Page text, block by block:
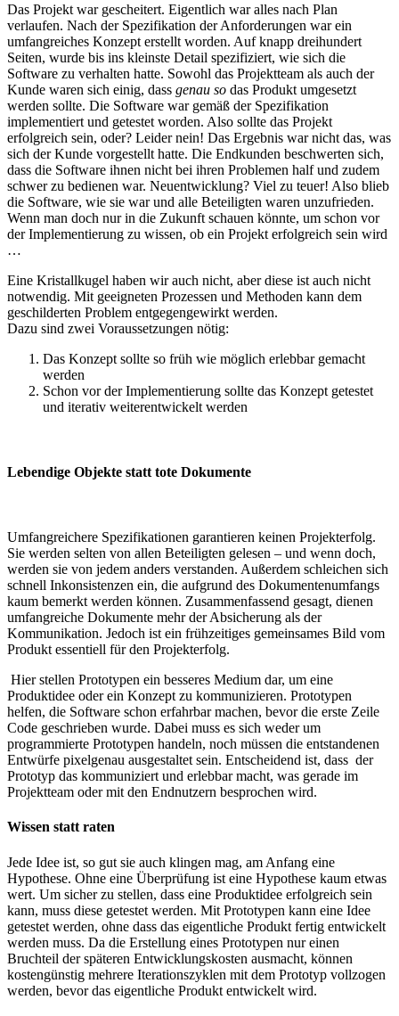
Das Projekt war gescheitert. Eigentlich war alles nach Plan
verlaufen. Nach der Spezifikation der Anforderungen war ein
umfangreiches Konzept erstellt worden. Auf knapp dreihundert
Seiten, wurde bis ins kleinste Detail spezifiziert, wie sich die
Software zu verhalten hatte. Sowohl das Projektteam als auch der
Kunde waren sich einig, dass genau so das Produkt umgesetzt
werden sollte. Die Software war gemäß der Spezifikation
implementiert und getestet worden. Also sollte das Projekt
erfolgreich sein, oder? Leider nein! Das Ergebnis war nicht das, was
sich der Kunde vorgestellt hatte. Die Endkunden beschwerten sich,
dass die Software ihnen nicht bei ihren Problemen half und zudem
schwer zu bedienen war. Neuentwicklung? Viel zu teuer! Also blieb
die Software, wie sie war und alle Beteiligten waren unzufrieden.
Wenn man doch nur in die Zukunft schauen könnte, um schon vor
der Implementierung zu wissen, ob ein Projekt erfolgreich sein wird
…
Eine Kristallkugel haben wir auch nicht, aber diese ist auch nicht
notwendig. Mit geeigneten Prozessen und Methoden kann dem
geschilderten Problem entgegengewirkt werden.
Dazu sind zwei Voraussetzungen nötig:
Das Konzept sollte so früh wie möglich erlebbar gemacht
werden
Schon vor der Implementierung sollte das Konzept getestet
und iterativ weiterentwickelt werden
Lebendige Objekte statt tote Dokumente
Umfangreichere Spezifikationen garantieren keinen Projekterfolg.
Sie werden selten von allen Beteiligten gelesen – und wenn doch,
werden sie von jedem anders verstanden. Außerdem schleichen sich
schnell Inkonsistenzen ein, die aufgrund des Dokumentenumfangs
kaum bemerkt werden können. Zusammenfassend gesagt, dienen
umfangreiche Dokumente mehr der Absicherung als der
Kommunikation. Jedoch ist ein frühzeitiges gemeinsames Bild vom
Produkt essentiell für den Projekterfolg.
Hier stellen Prototypen ein besseres Medium dar, um eine
Produktidee oder ein Konzept zu kommunizieren. Prototypen
helfen, die Software schon erfahrbar machen, bevor die erste Zeile
Code geschrieben wurde. Dabei muss es sich weder um
programmierte Prototypen handeln, noch müssen die entstandenen
Entwürfe pixelgenau ausgestaltet sein. Entscheidend ist, dass der
Prototyp das kommuniziert und erlebbar macht, was gerade im
Projektteam oder mit den Endnutzern besprochen wird.
Wissen statt raten
Jede Idee ist, so gut sie auch klingen mag, am Anfang eine
Hypothese. Ohne eine Überprüfung ist eine Hypothese kaum etwas
wert. Um sicher zu stellen, dass eine Produktidee erfolgreich sein
kann, muss diese getestet werden. Mit Prototypen kann eine Idee
getestet werden, ohne dass das eigentliche Produkt fertig entwickelt
werden muss. Da die Erstellung eines Prototypen nur einen
Bruchteil der späteren Entwicklungskosten ausmacht, können
kostengünstig mehrere Iterationszyklen mit dem Prototyp vollzogen
werden, bevor das eigentliche Produkt entwickelt wird.